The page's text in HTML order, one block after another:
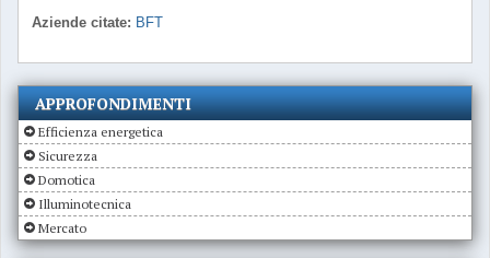
Aziende citate: BFT
APPROFONDIMENTI
Efficienza energetica
Sicurezza
Domotica
Illuminotecnica
Mercato